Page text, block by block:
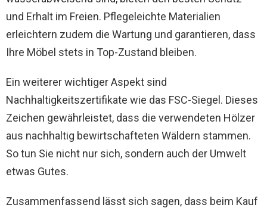
und Erhalt im Freien. Pflegeleichte Materialien
erleichtern zudem die Wartung und garantieren, dass
Ihre Möbel stets in Top-Zustand bleiben.
Ein weiterer wichtiger Aspekt sind
Nachhaltigkeitszertifikate wie das FSC-Siegel. Dieses
Zeichen gewährleistet, dass die verwendeten Hölzer
aus nachhaltig bewirtschafteten Wäldern stammen.
So tun Sie nicht nur sich, sondern auch der Umwelt
etwas Gutes.
Zusammenfassend lässt sich sagen, dass beim Kauf